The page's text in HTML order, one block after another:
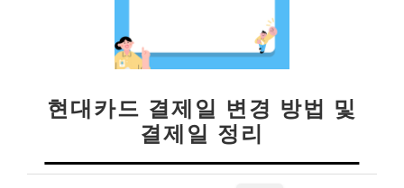
현대카드 결제일 변경 방법 및
결제일 정리